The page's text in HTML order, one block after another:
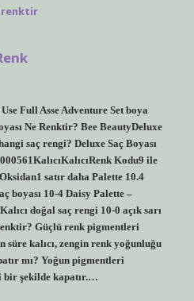
renktir
Full Asse Adventure Set boya
Ne Renktir? Bee BeautyDeluxe
saç rengi? Deluxe Saç Boyası
Kodu9 ile
satır daha Palette 10.4
boyası 10-4 Daisy Palette –
doğal saç rengi 10-0 açık sarı
Güçlü renk pigmentleri
süre kalıcı, zengin renk yoğunluğu
mı? Yoğun pigmentleri
bir şekilde kapatır.…